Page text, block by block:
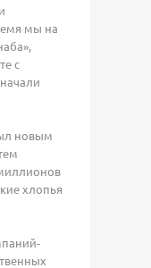
мы на
с
новым
хлопья